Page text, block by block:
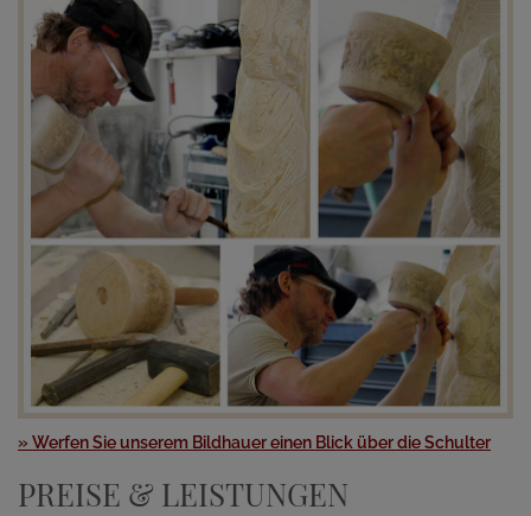
» Werfen Sie unserem Bildhauer einen Blick über die Schulter
PREISE & LEISTUNGEN